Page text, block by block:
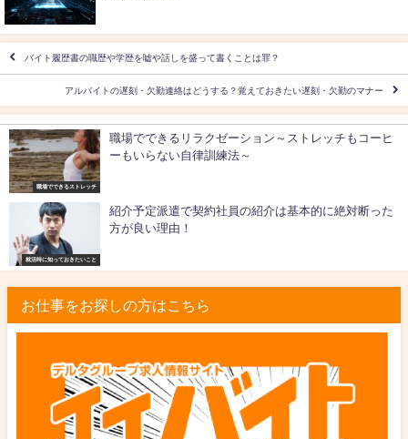
バイト履歴書の職歴や学歴を嘘や話しを盛って書くことは罪？
アルバイトの遅刻・欠勤連絡はどうする？覚えておきたい遅刻・欠勤のマナー
職場でできるストレッチ
職場でできるリラクゼーション～ストレッチもコーヒ
ーもいらない自律訓練法～
就活時に知っておきたいこと
紹介予定派遣で契約社員の紹介は基本的に絶対断った
方が良い理由！
お仕事をお探しの方はこちら